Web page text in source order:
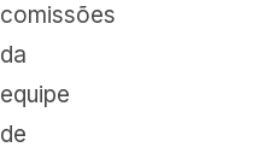
comissões
da
equipe
de